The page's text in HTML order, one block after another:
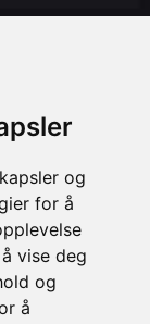
og
for å
vise deg
og
å